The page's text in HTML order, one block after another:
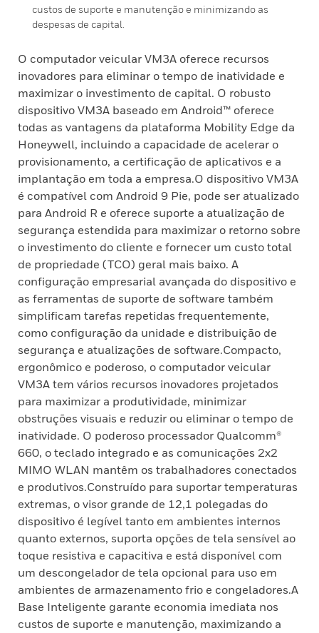
custos de suporte e manutenção e minimizando as
despesas de capital.
O computador veicular VM3A oferece recursos
inovadores para eliminar o tempo de inatividade e
maximizar o investimento de capital. O robusto
dispositivo VM3A baseado em Android™ oferece
todas as vantagens da plataforma Mobility Edge da
Honeywell, incluindo a capacidade de acelerar o
provisionamento, a certificação de aplicativos e a
implantação em toda a empresa.O dispositivo VM3A
é compatível com Android 9 Pie, pode ser atualizado
para Android R e oferece suporte a atualização de
segurança estendida para maximizar o retorno sobre
o investimento do cliente e fornecer um custo total
de propriedade (TCO) geral mais baixo. A
configuração empresarial avançada do dispositivo e
as ferramentas de suporte de software também
simplificam tarefas repetidas frequentemente,
como configuração da unidade e distribuição de
segurança e atualizações de software.Compacto,
ergonômico e poderoso, o computador veicular
VM3A tem vários recursos inovadores projetados
para maximizar a produtividade, minimizar
obstruções visuais e reduzir ou eliminar o tempo de
inatividade. O poderoso processador Qualcomm®
660, o teclado integrado e as comunicações 2x2
MIMO WLAN mantêm os trabalhadores conectados
e produtivos.Construído para suportar temperaturas
extremas, o visor grande de 12,1 polegadas do
dispositivo é legível tanto em ambientes internos
quanto externos, suporta opções de tela sensível ao
toque resistiva e capacitiva e está disponível com
um descongelador de tela opcional para uso em
ambientes de armazenamento frio e congeladores.A
Base Inteligente garante economia imediata nos
custos de suporte e manutenção, maximizando a